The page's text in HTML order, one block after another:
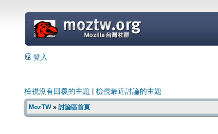
=
登入
檢視沒有回覆的主題 檢視最近討論的主題
MozTW» 討論區首頁